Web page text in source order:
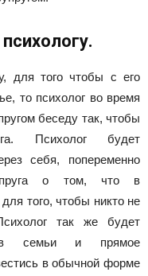
для того чтобы с его
то психолог во время
беседу так, чтобы
Психолог будет
себя, попеременно
о том, что в
того, чтобы никто не
так же будет
семьи и прямое
в обычной форме